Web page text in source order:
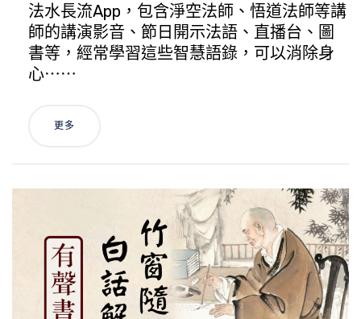
法水長流App，包含淨空法師、悟道法師等講
師的講演影音、節日開示法語、直播台、圖
書等，經常學習這些智慧語錄，可以消除身
心⋯⋯
更多